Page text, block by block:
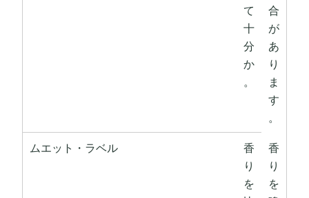
て
十
分
か
。
合
が
あ
り
ま
す
。
ムエット・ラベル
香
り
を
香
り
を